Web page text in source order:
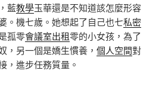
藍教學玉華還是不知道該怎麼形容
。機七歲。她想起了自己也七私密
孤零會議室出租零的小女孩，為了
，另一個是嬌生慣養， 個人空間對
，進步任務質量。